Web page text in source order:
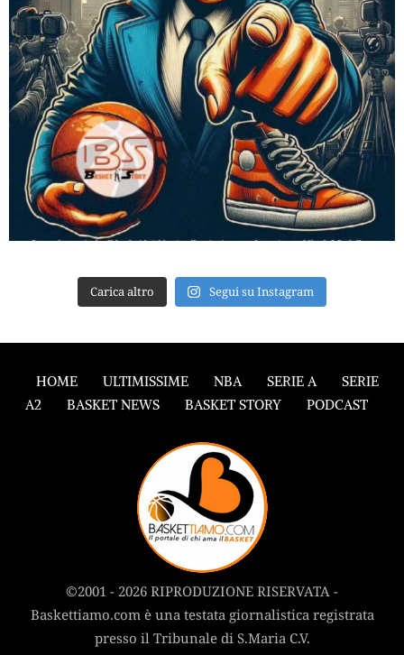
Carica altro Segui su Instagram
HOME ULTIMISSIME NBA SERIE A
SERIE
A2
BASKET NEWS BASKET STORY PODCAST
©2001 - 2026 RIPRODUZIONE RISERVATA -
Baskettiamo.com è una testata giornalistica registrata
presso il Tribunale di S.Maria C.V.